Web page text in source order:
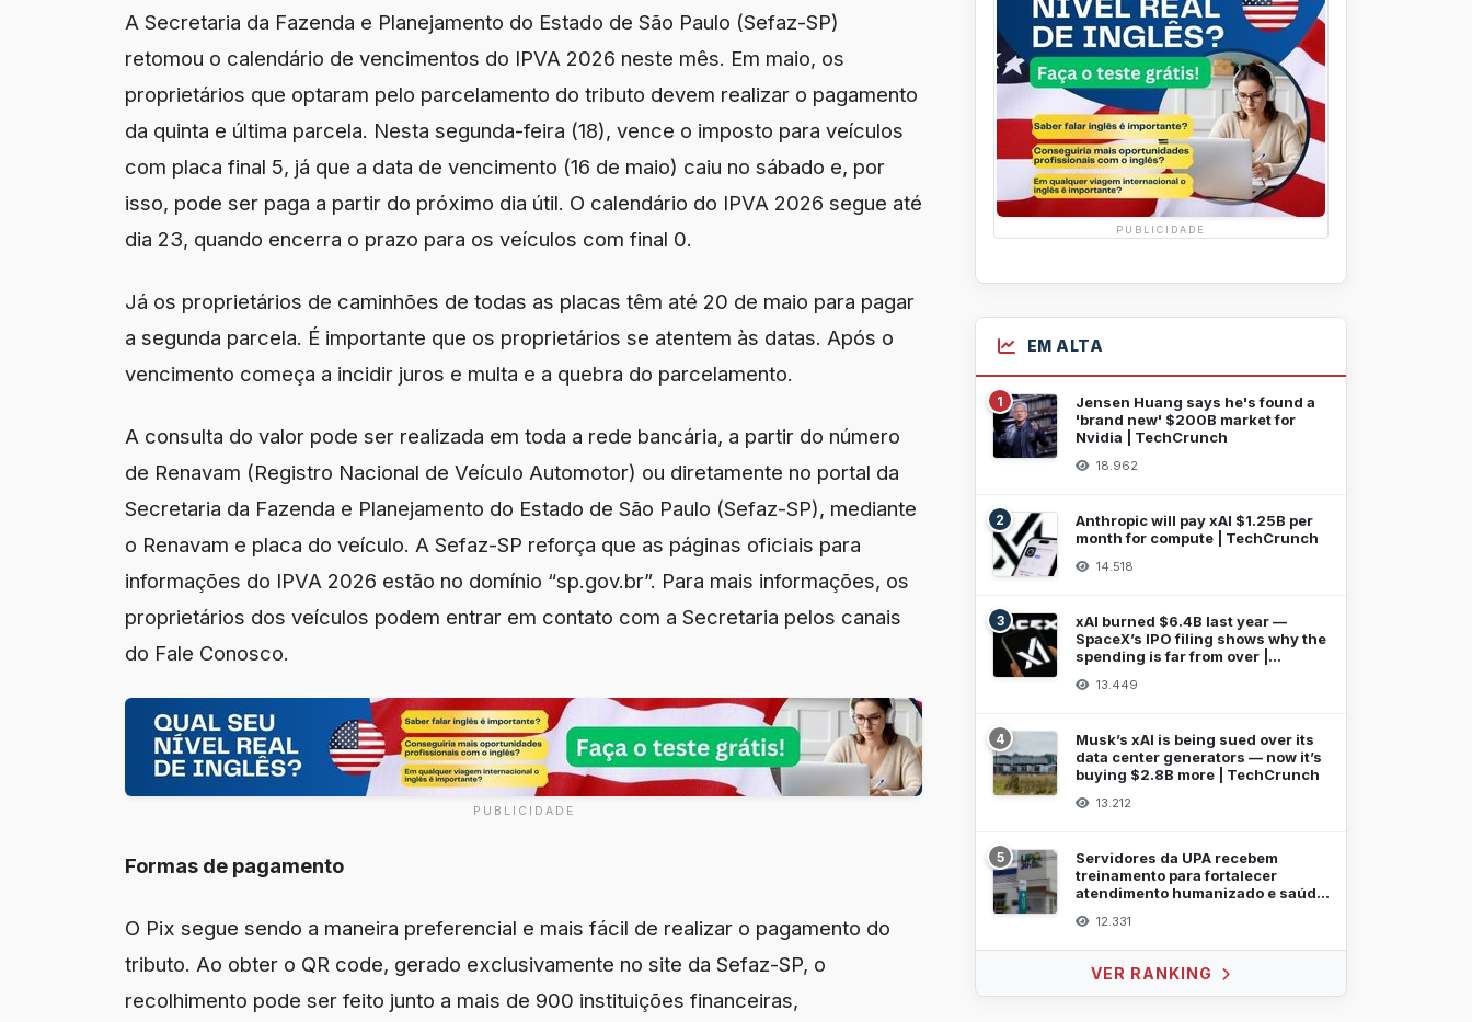
A Secretaria da Fazenda e Planejamento do Estado de São Paulo (Sefaz-SP)
retomou o calendário de vencimentos do IPVA 2026 neste mês. Em maio, os
proprietários que optaram pelo parcelamento do tributo devem realizar o pagamento
da quinta e última parcela. Nesta segunda-feira (18), vence o imposto para veículos
com placa final 5, já que a data de vencimento (16 de maio) caiu no sábado e, por
isso, pode ser paga a partir do próximo dia útil. O calendário do IPVA 2026 segue até
dia 23, quando encerra o prazo para os veículos com final 0.
Já os proprietários de caminhões de todas as placas têm até 20 de maio para pagar
a segunda parcela. É importante que os proprietários se atentem às datas. Após o
vencimento começa a incidir juros e multa e a quebra do parcelamento.
A consulta do valor pode ser realizada em toda a rede bancária, a partir do número
de Renavam (Registro Nacional de Veículo Automotor) ou diretamente no portal da
Secretaria da Fazenda e Planejamento do Estado de São Paulo (Sefaz-SP), mediante
o Renavam e placa do veículo. A Sefaz-SP reforça que as páginas oficiais para
informações do IPVA 2026 estão no domínio “sp.gov.br”. Para mais informações, os
proprietários dos veículos podem entrar em contato com a Secretaria pelos canais
do Fale Conosco.
PUBLICIDADE
Formas de pagamento
O Pix segue sendo a maneira preferencial e mais fácil de realizar o pagamento do
tributo. Ao obter o QR code, gerado exclusivamente no site da Sefaz-SP, o
recolhimento pode ser feito junto a mais de 900 instituições financeiras,
PUBLICIDADE
EM ALTA
1
Jensen Huang says he's found a
'brand new' $200B market for
Nvidia | TechCrunch
18.962
2
Anthropic will pay xAI $1.25B per
month for compute | TechCrunch
14.518
3
xAI burned $6.4B last year —
SpaceX’s IPO filing shows why the
spending is far from over |
13.449
4
Musk’s xAI is being sued over its
data center generators — now it’s
buying $2.8B more | TechCrunch
13.212
5
Servidores da UPA recebem
treinamento para fortalecer
atendimento humanizado e saúde
12.331
VER RANKING